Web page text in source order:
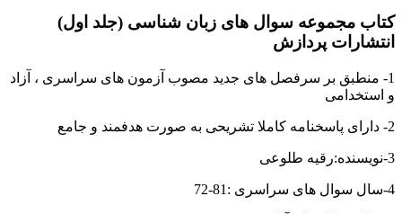
کتاب مجموعه سوال های زبان شناسی (جلد اول)
انتشارات پردازش
1- منطبق بر سرفصل های جدید مصوب آزمون های سراسری ، آزاد
و استخدامی
2- دارای پاسخنامه کاملا تشریحی به صورت هدفمند و جامع
3-نویسنده:رقیه طلوعی
4-سال سوال های سراسری :81-72